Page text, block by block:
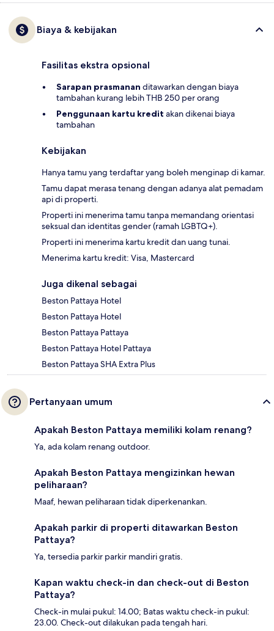
Biaya & kebijakan
Fasilitas ekstra opsional
Sarapan prasmanan ditawarkan dengan biaya
tambahan kurang lebih THB 250 per orang
Penggunaan kartu kredit akan dikenai biaya
tambahan
Kebijakan
Hanya tamu yang terdaftar yang boleh menginap di kamar.
Tamu dapat merasa tenang dengan adanya alat pemadam
api di properti.
Properti ini menerima tamu tanpa memandang orientasi
seksual dan identitas gender (ramah LGBTQ+).
Properti ini menerima kartu kredit dan uang tunai.
Menerima kartu kredit: Visa, Mastercard
Juga dikenal sebagai
Beston Pattaya Hotel
Beston Pattaya Hotel
Beston Pattaya Pattaya
Beston Pattaya Hotel Pattaya
Beston Pattaya SHA Extra Plus
Pertanyaan umum
Apakah Beston Pattaya memiliki kolam renang?
Ya, ada kolam renang outdoor.
Apakah Beston Pattaya mengizinkan hewan
peliharaan?
Maaf, hewan peliharaan tidak diperkenankan.
Apakah parkir di properti ditawarkan Beston
Pattaya?
Ya, tersedia parkir parkir mandiri gratis.
Kapan waktu check-in dan check-out di Beston
Pattaya?
Check-in mulai pukul: 14.00; Batas waktu check-in pukul:
23.00. Check-out dilakukan pada tengah hari.